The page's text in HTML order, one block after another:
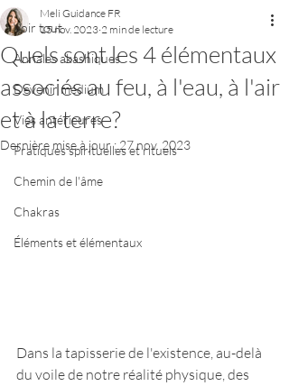
Voir tout
Annales akashiques
Devenir médium
Vies antérieures
Pratiques spirituelles et rituels
Chemin de l'âme
Chakras
Éléments et élémentaux
Quels sont les 4 élémentaux
associés au feu, à l'eau, à l'air
et à la terre?
Meli Guidance FR
15 nov. 2023 2 min de lecture
Dernière mise à jour :27 nov. 2023
Dans la tapisserie de l'existence, au-delà
du voile de notre réalité physique, des